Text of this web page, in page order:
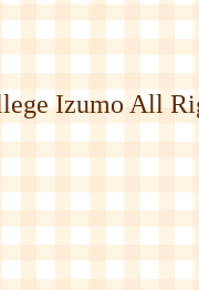
Izumo All